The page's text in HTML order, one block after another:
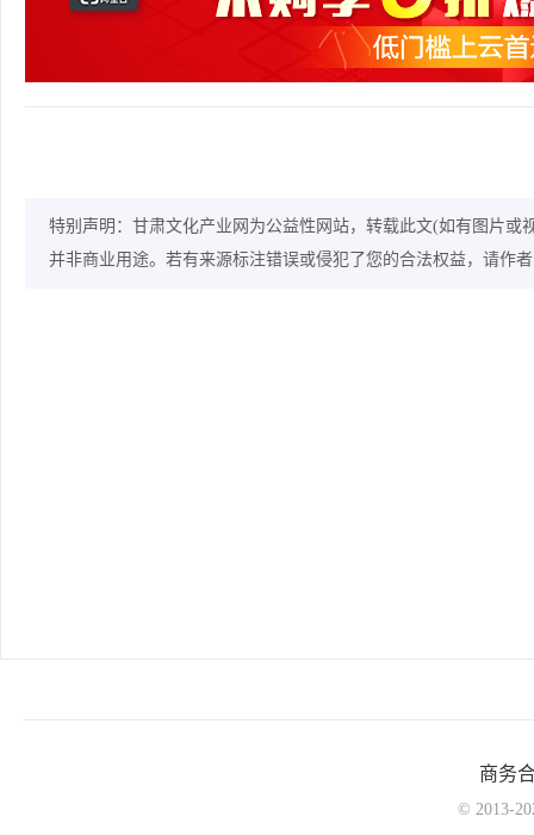
特别声明：甘肃文化产业网为公益性网站，转载此文(如有图片
并非商业用途。若有来源标注错误或侵犯了您的合法权益，请作
商务
© 2013-